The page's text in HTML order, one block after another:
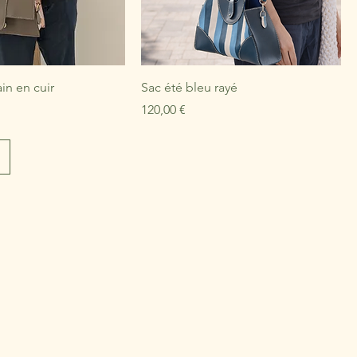
en cuir
Sac été bleu rayé
Prix
120,00 €